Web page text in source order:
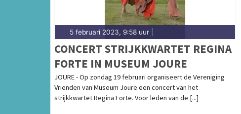
5 februari 2023, 9:58 uur
CONCERT STRIJKKWARTET REGINA
FORTE IN MUSEUM JOURE
JOURE - Op zondag 19 februari organiseert de Vereniging
Vrienden van Museum Joure een concert van het
strijkkwartet Regina Forte. Voor leden van de [...]